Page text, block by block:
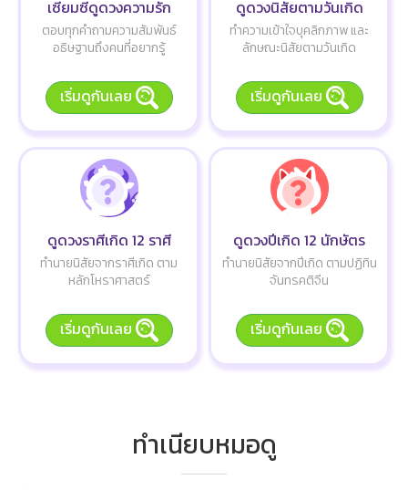
เซียมซีดูดวงความรัก
ตอบทุกคำถามความสัมพันธ์
อธิษฐานถึงคนที่อยากรู้
เริ่มดูกันเลย
ดูดวงนิสัยตามวันเกิด
ทำความเข้าใจบุคลิกภาพ และ
ลักษณะนิสัยตามวันเกิด
เริ่มดูกันเลย
ดูดวงราศีเกิด 12 ราศี
ทำนายนิสัยจากราศีเกิด ตาม
หลักโหราศาสตร์
เริ่มดูกันเลย
ดูดวงปีเกิด 12 นักษัตร
ทำนายนิสัยจากปีเกิด ตามปฏิทิน
จันทรคติจีน
เริ่มดูกันเลย
ทำเนียบหมอดู